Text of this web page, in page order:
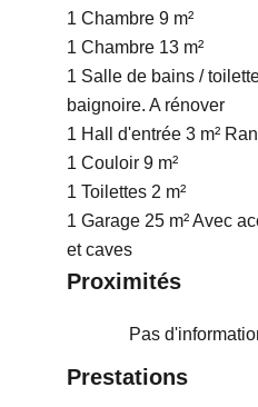
1 Chambre 9 m²
1 Chambre 13 m²
1 Salle de bains /
baignoire. A rénover
1 Hall d'entrée 3 m²
1 Couloir 9 m²
1 Toilettes 2 m²
1 Garage 25 m²Avec
et caves
Proximités
Pas
Prestations